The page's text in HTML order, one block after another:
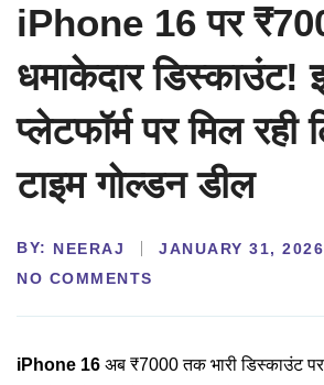
iPhone 16 पर
धमाकेदार डिस्काउंट!
प्लेटफॉर्म पर मिल रही
टाइम गोल्डन डील
BY: NEERAJ
JANUARY 31, 2026
NO COMMENTS
iPhone 16 अब ₹7000 तक भारी डिस्काउंट